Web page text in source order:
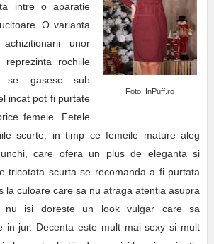
Foto: InPuff.ro
intre o aparatie
O varianta
unor
reprezinta rochiile
se gasesc sub
incat pot fi purtate
femeie. Fetele
scurte, in timp ce femeile mature aleg
care ofera un plus de eleganta si
tricotata scurta se recomanda a fi purtata
la culoare care sa nu atraga atentia asupra
nu isi doreste un look vulgar care sa
in jur. Decenta este mult mai sexy si mult